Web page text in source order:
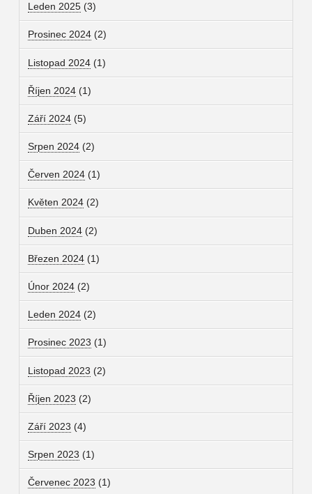
Leden 2025(3)
Prosinec 2024(2)
Listopad 2024(1)
Říjen 2024(1)
Září 2024(5)
Srpen 2024(2)
Červen 2024(1)
Květen 2024(2)
Duben 2024(2)
Březen 2024(1)
Únor 2024(2)
Leden 2024(2)
Prosinec 2023 (1)
Listopad 2023 (2)
Říjen 2023 (2)
Září 2023 (4)
Srpen 2023 (1)
Červenec 2023 (1)